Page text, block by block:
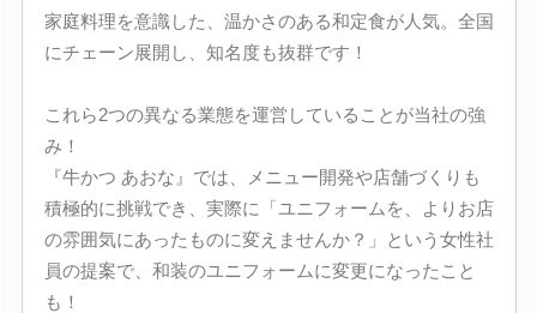
家庭料理を意識した、温かさのある和定食が人気。全国
にチェーン展開し、知名度も抜群です！
これら2つの異なる業態を運営していることが当社の強
み！
『牛かつ あおな』では、メニュー開発や店舗づくりも
積極的に挑戦でき、実際に「ユニフォームを、よりお店
の雰囲気にあったものに変えませんか？」という女性社
員の提案で、和装のユニフォームに変更になったこと
も！